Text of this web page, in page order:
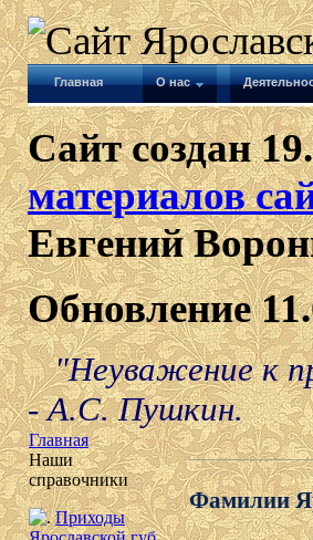
Главная О нас
Сайт создан
материалов
Евгений
Обновление
"Неуважение к
- А.С. Пушкин.
Главная
Наши
справочники
Приходы
Фамилии